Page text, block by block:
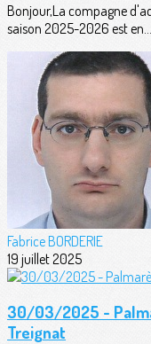
Bonjour,La compagne
saison 2025-2026 est en...
Fabrice BORDERIE
19 juillet 2025
30/03/2025 -
Treignat